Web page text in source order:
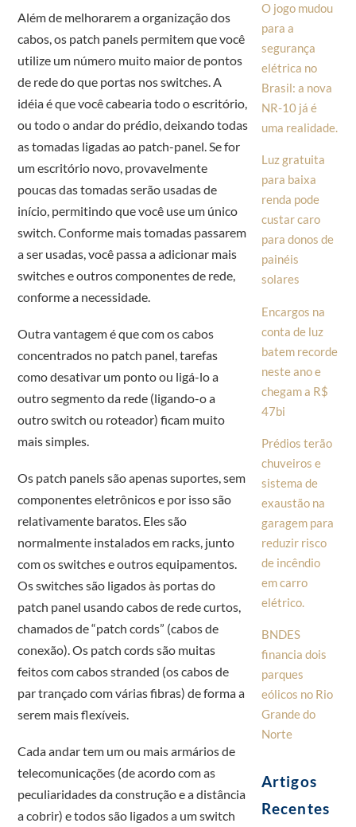
Além de melhorarem a organização dos
cabos, os patch panels permitem que você
utilize um número muito maior de pontos
de rede do que portas nos switches. A
idéia é que você cabearia todo o escritório,
ou todo o andar do prédio, deixando todas
as tomadas ligadas ao patch-panel. Se for
um escritório novo, provavelmente
poucas das tomadas serão usadas de
início, permitindo que você use um único
switch. Conforme mais tomadas passarem
a ser usadas, você passa a adicionar mais
switches e outros componentes de rede,
conforme a necessidade.
Outra vantagem é que com os cabos
concentrados no patch panel, tarefas
como desativar um ponto ou ligá-lo a
outro segmento da rede (ligando-o a
outro switch ou roteador) ficam muito
mais simples.
Os patch panels são apenas suportes, sem
componentes eletrônicos e por isso são
relativamente baratos. Eles são
normalmente instalados em racks, junto
com os switches e outros equipamentos.
Os switches são ligados às portas do
patch panel usando cabos de rede curtos,
chamados de “patch cords” (cabos de
conexão). Os patch cords são muitas
feitos com cabos stranded (os cabos de
par trançado com várias fibras) de forma a
serem mais flexíveis.
Cada andar tem um ou mais armários de
telecomunicações (de acordo com as
peculiaridades da construção e a distância
a cobrir) e todos são ligados a um switch
O jogo mudou
para a
segurança
elétrica no
Brasil: a nova
NR-10 já é
uma realidade.
Luz gratuita
para baixa
renda pode
custar caro
para donos de
painéis
solares
Encargos na
conta de luz
batem recorde
neste ano e
chegam a R$
47bi
Prédios terão
chuveiros e
sistema de
exaustão na
garagem para
reduzir risco
de incêndio
em carro
elétrico.
BNDES
financia dois
parques
eólicos no Rio
Grande do
Norte
Artigos
Recentes